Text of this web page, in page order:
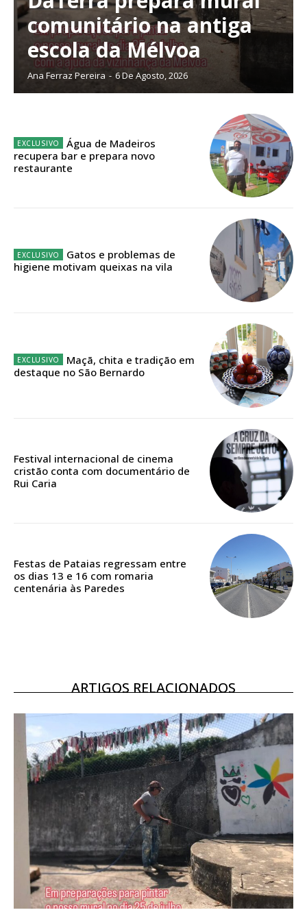
Escolha o plano de assinatura desejado:
ASSINATURA
IMPRESSA
12 meses
Edição em papel entregue à Quinta-feira em sua
Acesso ao conteúdo online
Acesso aos conteúdos Exclusivos para
16€
Acesso aos conteúdos Exclusivos para
assinantes
comunitário na antiga
escola da Mélvoa
Ana Ferraz Pereira - 6 De Agosto, 2026
Água de Madeiros
recupera bar e prepara novo
restaurante
Gatos e problemas de
higiene motivam queixas na vila
Maçã, chita e tradição em
destaque no São Bernardo
Festival internacional de cinema
cristão conta com documentário de
Rui Caria
Festas de Pataias regressam entre
os dias 13 e 16 com romaria
centenária às Paredes
ARTIGOS RELACIONADOS